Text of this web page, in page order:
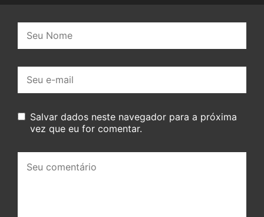
mail:
Salvar dados neste navegador para a próxima
vez que eu for comentar.
comentário: